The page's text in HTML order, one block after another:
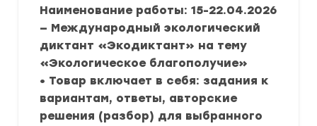
Наименование работы: 15-22.04.2026
— Международный экологический
диктант «Экодиктант» на тему
«Экологическое благополучие»
• Товар включает в себя: задания к
вариантам, ответы, авторские
решения (разбор) для выбранного